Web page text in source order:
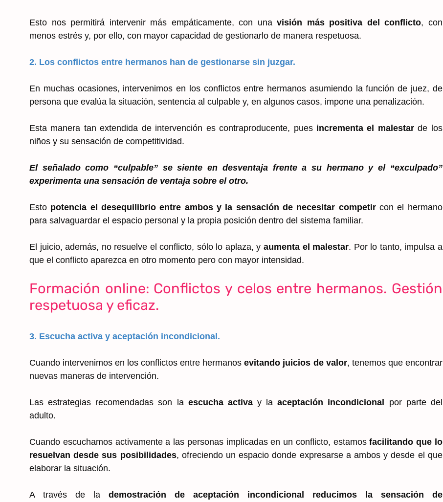
Esto nos permitirá intervenir más empáticamente, con unavisión más positiva del conflicto, con
menos estrés y, por ello, con mayor capacidad de gestionarlo de manera respetuosa.
2. Los conflictos entre hermanos han de gestionarse sin juzgar.
En muchas ocasiones, intervenimos en los conflictos entre hermanos asumiendo la función de juez, de
persona que evalúa la situación, sentencia al culpable y, en algunos casos, impone una penalización.
Esta manera tan extendida de intervención es contraproducente, pues incrementa el malestarde los
niños y su sensación de competitividad.
El señalado como “culpable” se siente en desventaja frente a su hermano y el “exculpado”
experimenta una sensación de ventaja sobre el otro.
Esto potencia el desequilibrio entre ambos y la sensación de necesitar competircon el hermano
para salvaguardar el espacio personal y la propia posición dentro del sistema familiar.
El juicio, además, no resuelve el conflicto, sólo lo aplaza, y aumenta el malestar. Por lo tanto, impulsa a
que el conflicto aparezca en otro momento pero con mayor intensidad.
Formación online: Conflictos y celos entre hermanos. Gestión
respetuosa y eficaz.
3. Escucha activa y aceptación incondicional.
Cuando intervenimos en los conflictos entre hermanosevitando juicios de valor, tenemos que encontrar
nuevas maneras de intervención.
Las estrategias recomendadas son laescucha activay laaceptación incondicional por parte del
adulto.
Cuando escuchamos activamente a las personas implicadas en un conflicto, estamosfacilitando que lo
resuelvan desde sus posibilidades, ofreciendo un espacio donde expresarse a ambos y desde el que
elaborar la situación.
A través de la demostración de aceptación incondicional reducimos la sensación de